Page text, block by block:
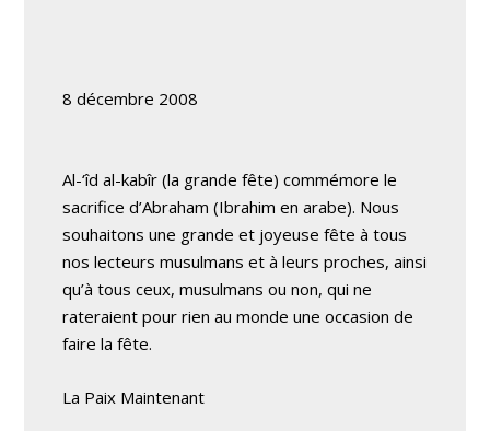
8 décembre 2008
Al-‘îd al-kabîr (la grande fête) commémore le
sacrifice d’Abraham (Ibrahim en arabe). Nous
souhaitons une grande et joyeuse fête à tous
nos lecteurs musulmans et à leurs proches, ainsi
qu’à tous ceux, musulmans ou non, qui ne
rateraient pour rien au monde une occasion de
faire la fête.
La Paix Maintenant